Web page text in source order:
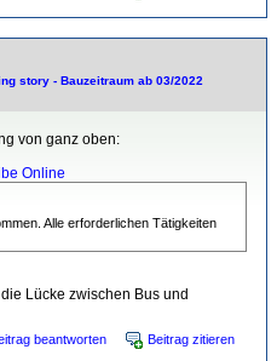
story - Bauzeitraum ab 03/2022
von ganz oben:
Online
Alle erforderlichen Tätigkeiten
Lücke zwischen Bus und
beantworten Beitrag zitieren